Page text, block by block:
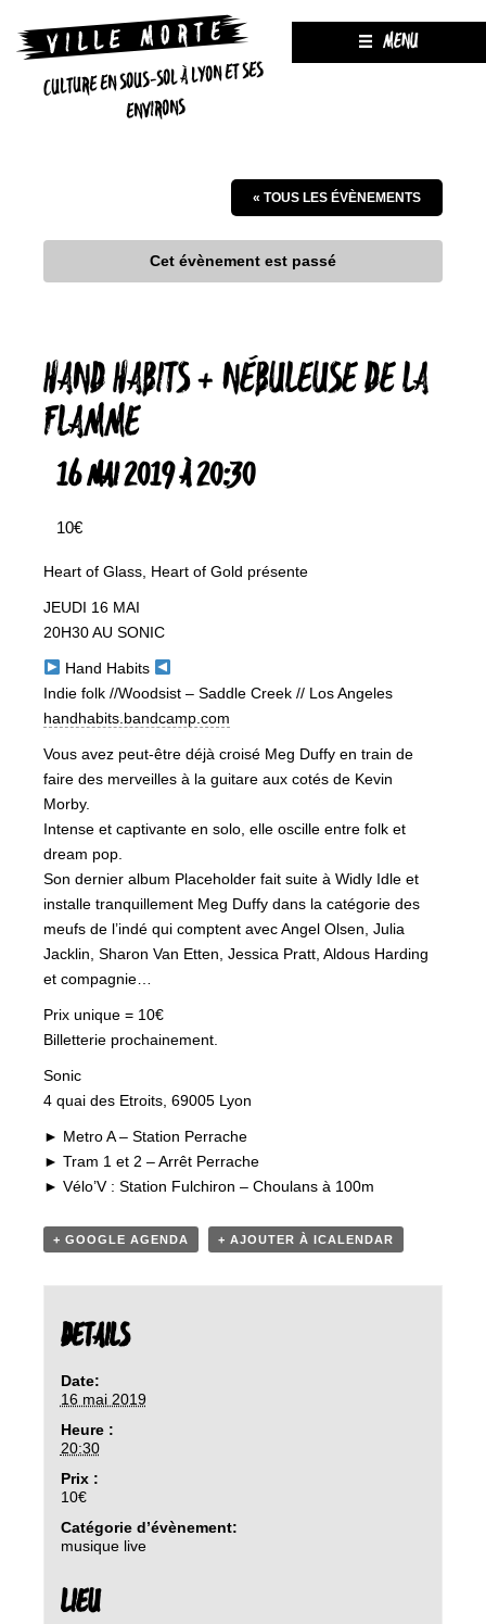
CULTURE EN SOUS-SOL À LYON ET SES
ENVIRONS
MENU
« TOUS LES ÉVÈNEMENTS
Cet évènement est passé
HAND HABITS + NÉBULEUSE DE LA
FLAMME
16 MAI 2019 À 20:30
10€
Heart of Glass, Heart of Gold présente
JEUDI 16 MAI
20H30 AU SONIC
Hand Habits
Indie folk //Woodsist – Saddle Creek // Los Angeles
handhabits.bandcamp.com
Vous avez peut-être déjà croisé Meg Duffy en train de
faire des merveilles à la guitare aux cotés de Kevin
Morby.
Intense et captivante en solo, elle oscille entre folk et
dream pop.
Son dernier album Placeholder fait suite à Widly Idle et
installe tranquillement Meg Duffy dans la catégorie des
meufs de l’indé qui comptent avec Angel Olsen, Julia
Jacklin, Sharon Van Etten, Jessica Pratt, Aldous Harding
et compagnie…
Prix unique = 10€
Billetterie prochainement.
Sonic
4 quai des Etroits, 69005 Lyon
► Metro A – Station Perrache
► Tram 1 et 2 – Arrêt Perrache
► Vélo’V : Station Fulchiron – Choulans à 100m
+ GOOGLE AGENDA + AJOUTER À ICALENDAR
DETAILS
Date:
16 mai 2019
Heure :
20:30
Prix :
10€
Catégorie d’évènement:
musique live
LIEU